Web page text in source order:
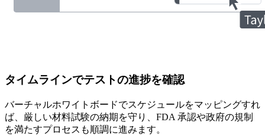
タイムラインでテストの進捗を確認
バーチャルホワイトボードでスケジュールをマッピングすれ
ば、厳しい材料試験の納期を守り、FDA 承認や政府の規制
を満たすプロセスも順調に進みます。